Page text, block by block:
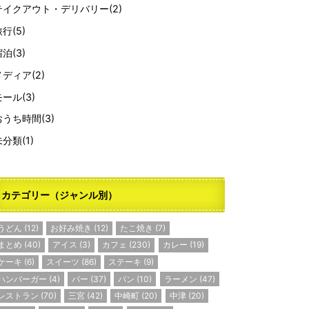
イクアウト・デリバリー(2)
行(5)
泊(3)
ディア(2)
ール(3)
うち時間(3)
分類(1)
カテゴリー（ジャンル別）
どん (12) お好み焼き (12) たこ焼き (7)
とめ (40) アイス (3) カフェ (230) カレー (19)
ーキ (6) スイーツ (86) ステーキ (9)
ンバーガー (4) バー (37) パン (10) ラーメン (47)
ストラン (70) 三宮 (42) 中崎町 (20) 中津(20)